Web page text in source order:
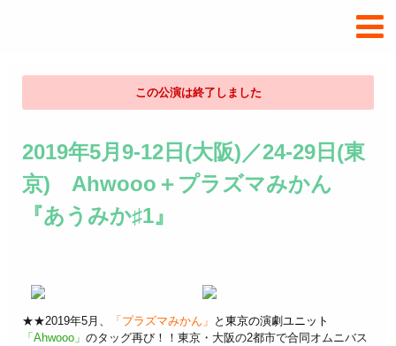
この公演は終了しました
2019年5月9‐12日(大阪)／24-29日(東
京) Ahwooo＋プラズマみかん
『あうみか♯1』
★★2019年5月、 「プラズマみかん」 と 東京の演劇ユニット
「Ahwooo」 のタッグ再び！！東京・大阪の2都市で合同オムニバス